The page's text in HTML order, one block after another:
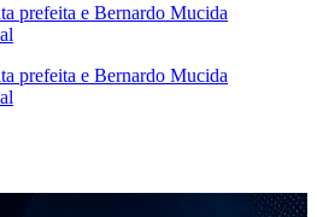
prefeita e Bernardo Mucida
prefeita e Bernardo Mucida